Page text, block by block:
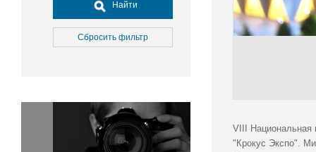
Досуг, туризм и отдых
Культура
Медицина
Окружающая среда
Политика
Правосудие
Найти
Сбросить фильтр
VIII Национальная
"Крокус Экспо".